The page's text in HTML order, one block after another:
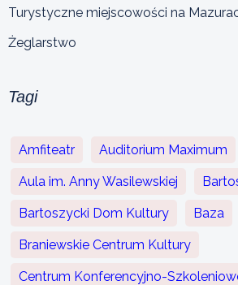
Turystyczne miejscowości na
Żeglarstwo
Tagi
Amfiteatr Auditorium Maximum
Aula im. Anny Wasilewskiej
Bartoszycki Dom Kultury Baza
Braniewskie Centrum Kultury
Centrum Konferencyjno-